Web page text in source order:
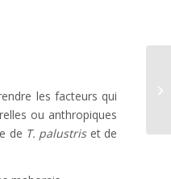
les facteurs qui
ou anthropiques
de T. palustriset de